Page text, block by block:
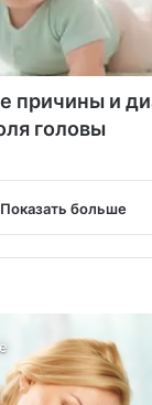
причины и
головы
Показать больше